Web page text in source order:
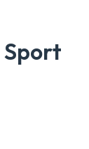
Sport